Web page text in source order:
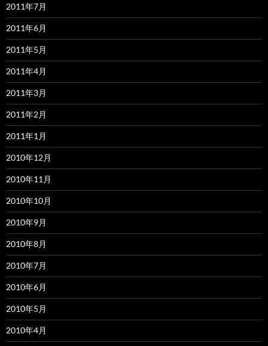
2011年7月
2011年6月
2011年5月
2011年4月
2011年3月
2011年2月
2011年1月
2010年12月
2010年11月
2010年10月
2010年9月
2010年8月
2010年7月
2010年6月
2010年5月
2010年4月